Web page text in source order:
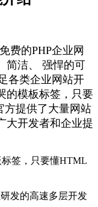
费的PHP企业网
简洁、 强悍的可
各类企业网站开
的模板标签，只要
方提供了大量网站
大开发者和企业提
签，只要懂HTML
发的高速多层开发